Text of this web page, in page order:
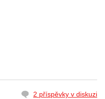
2 příspěvky v diskuzi